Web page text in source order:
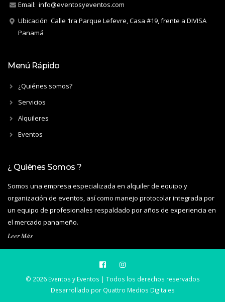
Email: info@eventosyeventos.com
Ubicación Calle 1ra Parque Lefevre, Casa #19, frente a DIVISA
Panamá
Menú Rápido
¿Quiénes somos?
Servicios
Alquileres
Eventos
¿ Quiénes Somos ?
Somos una empresa especializada en alquiler de equipo y
organización de eventos, así como manejo protocolar integrada por
un equipo de profesionales respaldado por años de experiencia en
el mercado panameño.
Leer Más
© 2026 Eventos y Eventos | Todos los derechos reservados
Desarrollado por Quattro Medios Digitales